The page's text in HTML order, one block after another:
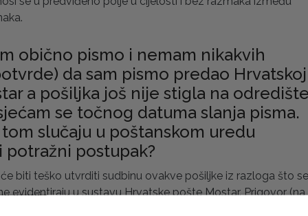
obično pismo i nemam nikakvih
da sam pismo predao Hrvatskoj
a pošiljka još nije stigla na
se točnog datuma slanja pisma.
slučaju u poštanskom uredu
potražni postupak?
će biti teško utvrditi sudbinu ovakve pošiljke iz razloga što se
evidentiraju u sustavu Hrvatske pošte Mostar. Prigovor (na